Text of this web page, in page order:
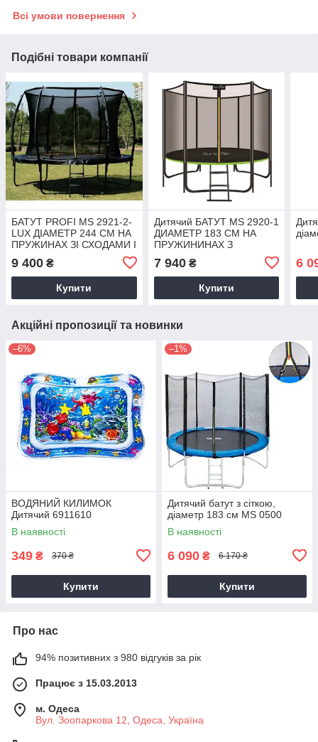
Всі умови повернення
Подібні товари компанії
БАТУТ PROFI MS 2921-2-
LUX ДІАМЕТР 244 СМ НА
ПРУЖИНАХ ЗІ СХОДАМИ І
СІТКОЮ-ВИСОТА 150 СМ
9 400 ₴
Купити
Дитячий БАТУТ MS 2920-1
ДИАМЕТР 183 СМ НА
ПРУЖИНИНАХ З
ВИСОТА 150 СМ
7 940₴
Купити
6
Акційні пропозиції та новинки
–6%
ВОДЯНИЙ КИЛИМОК
Дитячий 6911610
В наявності
349 ₴ 370 ₴
Купити
–1%
Дитячий батут з сіткою,
діаметр 183 см MS 0500
В наявності
6 090 ₴ 6 170 ₴
Купити
Про нас
94% позитивних з 980 відгуків за рік
Працює з 15.03.2013
м. Одеса
Вул. Зоопаркова 12, Одеса, Україна